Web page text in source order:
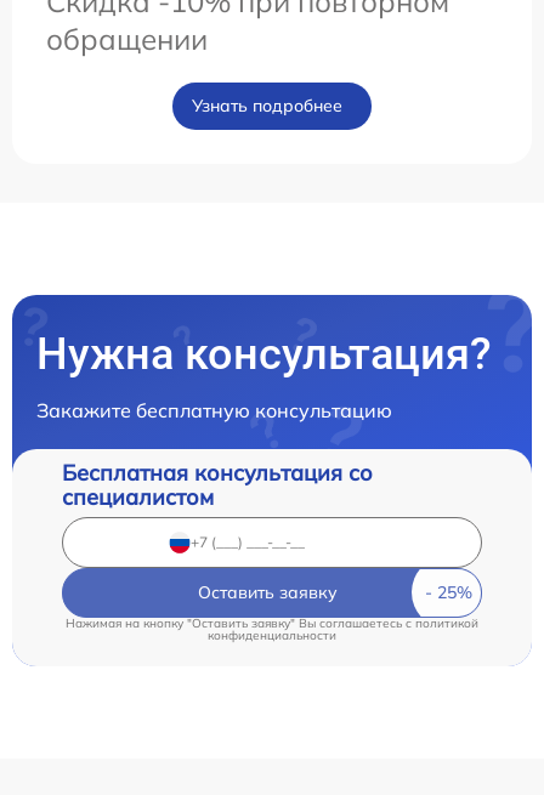
обращении
Узнать подробнее
Нужна консультация?
Закажите бесплатную консультацию
Бесплатная консультация со
специалистом
Оставить заявку
Нажимая на кнопку "Оставить заявку" Вы соглашаетесь cполитикой
конфиденциальности